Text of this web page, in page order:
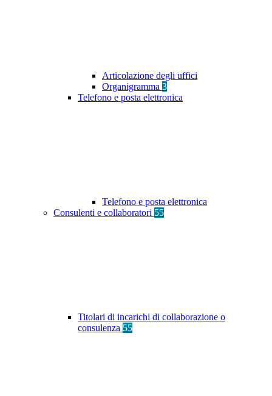
Articolazione degli uffici
Organigramma 3
Telefono e posta elettronica
Telefono e posta elettronica
Consulenti e collaboratori 55
Titolari di incarichi di collaborazione o
consulenza 55